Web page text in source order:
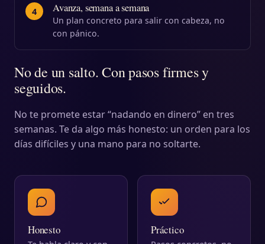
4 Avanza, semana a semana
Un plan concreto para salir con cabeza, no
con pánico.
No de un salto. Con pasos firmes y
seguidos.
No te promete estar “nadando en dinero” en tres
semanas. Te da algo más honesto: un orden para los
días difíciles y una mano para no soltarte.
Honesto Práctico